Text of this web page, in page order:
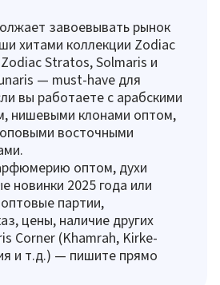
завоевывать рынок
хитами коллекции Zodiac
Stratos, Solmaris и
— must-have для
вы работаете с арабскими
нишевыми клонами оптом,
восточными
оптом, духи
новинки 2025 года или
партии,
цены, наличие других
Corner (Khamrah, Kirke-
и т.д.) — пишите прямо